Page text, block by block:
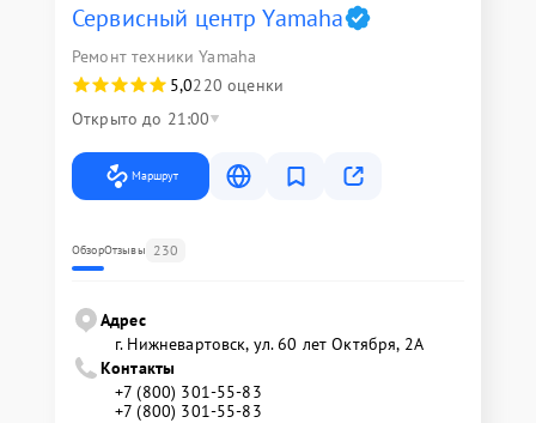
Сервисный центр Yamaha
Ремонт техники Yamaha
5,0220 оценки
Открыто до 21:00
Маршрут
ОбзорОтзывы 230
Адрес
г. Нижневартовск, ул. 60 лет Октября, 2А
Контакты
+7 (800) 301-55-83
+7 (800) 301-55-83